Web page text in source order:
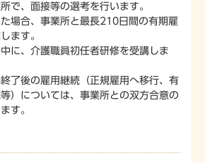
で、面接等の選考を行います。
場合、事業所と最長210日間の有期雇
ます。
に、介護職員初任者研修を受講しま
了後の雇用継続（正規雇用へ移行、有
）については、事業所との双方合意の
す。